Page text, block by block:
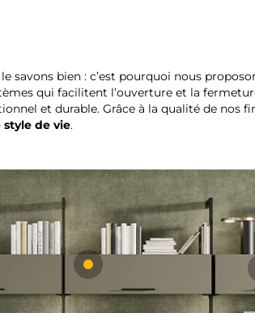
savons bien : c’est pourquoi nous
qui facilitent l’ouverture et la
et durable. Grâce à la qualité de nos
de vie.